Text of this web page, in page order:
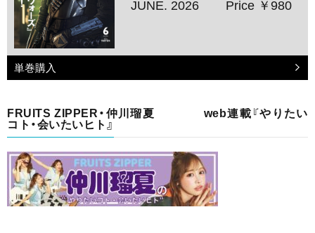
JUNE. 2026 Price ￥980
単巻購入
FRUITS ZIPPER・仲川瑠夏 web連載『やりたい
コト・会いたいヒト』